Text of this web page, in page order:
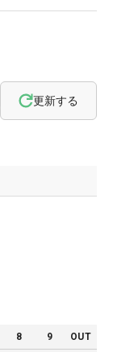
更新する
8 9 OUT